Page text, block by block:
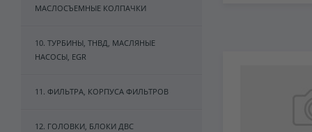
МАСЛОСЪЕМНЫЕ КОЛПАЧКИ
10. ТУРБИНЫ, ТНВД, МАСЛЯНЫЕ
НАСОСЫ, EGR
11. ФИЛЬТРА, КОРПУСА ФИЛЬТРОВ
12. ГОЛОВКИ, БЛОКИ ДВС